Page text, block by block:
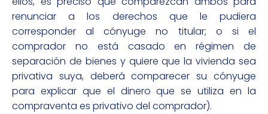
renunciar a los derechos que le pudiera
corresponder al cónyuge no titular; o si el
comprador no está casado en régimen de
separación de bienes y quiere que la vivienda sea
privativa suya, deberá comparecer su cónyuge
para explicar que el dinero que se utiliza en la
compraventa es privativo del comprador).